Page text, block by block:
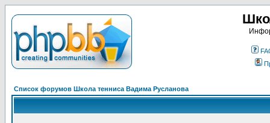
Список форумов Школа тенниса Вадима Русланова